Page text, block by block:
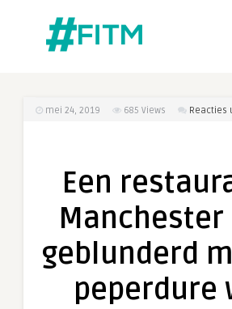
mei 24, 2019 685 Views Reacties
Een
geblunderd
peperdure